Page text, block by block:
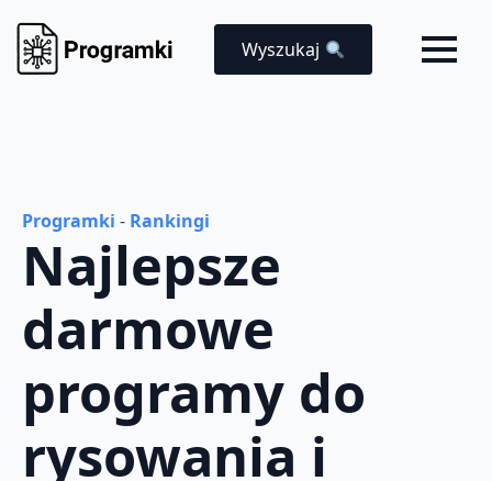
Wyszukaj
Programki - Rankingi
Najlepsze
darmowe
programy do
rysowania i